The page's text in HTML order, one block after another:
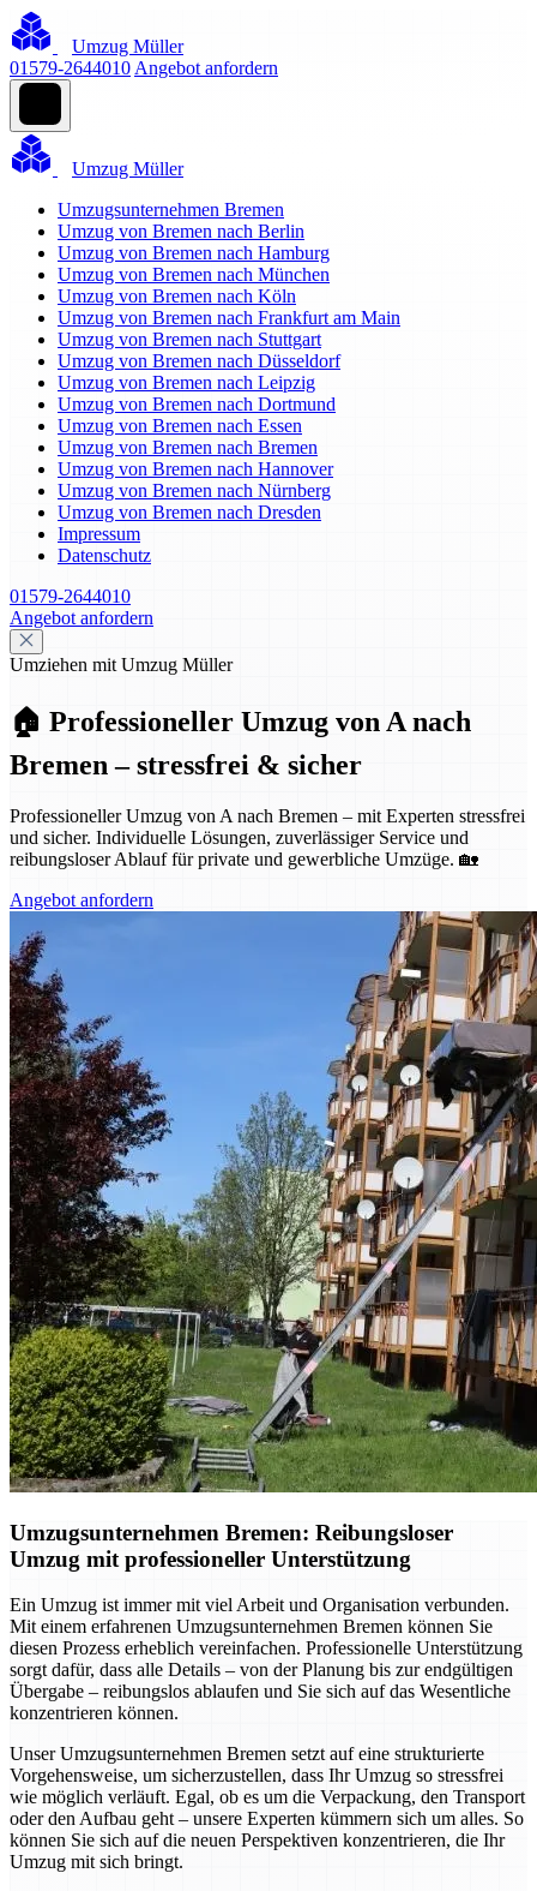
Umzug Müller
01579-2644010 Angebot anfordern
Umzug Müller
Umzugsunternehmen Bremen
Umzug von Bremen nach Berlin
Umzug von Bremen nach Hamburg
Umzug von Bremen nach München
Umzug von Bremen nach Köln
Umzug von Bremen nach Frankfurt am Main
Umzug von Bremen nach Stuttgart
Umzug von Bremen nach Düsseldorf
Umzug von Bremen nach Leipzig
Umzug von Bremen nach Dortmund
Umzug von Bremen nach Essen
Umzug von Bremen nach Bremen
Umzug von Bremen nach Hannover
Umzug von Bremen nach Nürnberg
Umzug von Bremen nach Dresden
Impressum
Datenschutz
01579-2644010
Angebot anfordern
Umziehen mit Umzug Müller
🏠 Professioneller Umzug von A nach
Bremen – stressfrei & sicher
Professioneller Umzug von A nach Bremen – mit Experten stressfrei
und sicher. Individuelle Lösungen, zuverlässiger Service und
reibungsloser Ablauf für private und gewerbliche Umzüge. 🏡
Angebot anfordern
Umzugsunternehmen Bremen: Reibungsloser
Umzug mit professioneller Unterstützung
Ein Umzug ist immer mit viel Arbeit und Organisation verbunden.
Mit einem erfahrenen Umzugsunternehmen Bremen können Sie
diesen Prozess erheblich vereinfachen. Professionelle Unterstützung
sorgt dafür, dass alle Details – von der Planung bis zur endgültigen
Übergabe – reibungslos ablaufen und Sie sich auf das Wesentliche
konzentrieren können.
Unser Umzugsunternehmen Bremen setzt auf eine strukturierte
Vorgehensweise, um sicherzustellen, dass Ihr Umzug so stressfrei
wie möglich verläuft. Egal, ob es um die Verpackung, den Transport
oder den Aufbau geht – unsere Experten kümmern sich um alles. So
können Sie sich auf die neuen Perspektiven konzentrieren, die Ihr
Umzug mit sich bringt.